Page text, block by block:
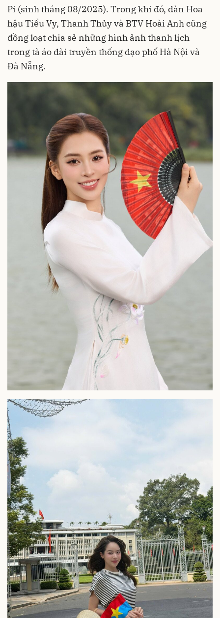
Pi (sinh tháng 08/2025). Trong khi đó, dàn Hoa
hậu Tiểu Vy, Thanh Thủy và BTV Hoài Anh cũng
đồng loạt chia sẻ những hình ảnh thanh lịch
trong tà áo dài truyền thống dạo phố Hà Nội và
Đà Nẵng.